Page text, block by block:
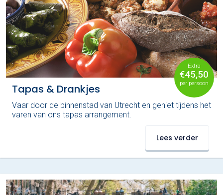
Extra
€45,50
per persoon
Tapas & Drankjes
Vaar door de binnenstad van Utrecht en geniet tijdens het
varen van ons tapas arrangement.
Lees verder